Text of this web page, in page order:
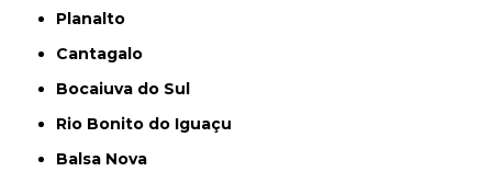
Planalto
Cantagalo
Bocaiuva do Sul
Rio Bonito do Iguaçu
Balsa Nova